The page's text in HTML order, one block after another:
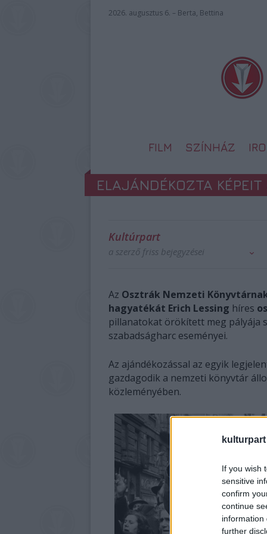
kulturpart
If you wish
sensitive
confirm
continue
information
further
2026. augusztus 6. – Berta, Bettina
FILM SZÍNHÁZ
ELAJÁNDÉKOZTA
Kultúrpart
a szerző friss bejegyzései
Az Osztrák Nemzeti
hagyatékát Erich Lessing híres
pillanatokat örökített meg pályája
szabadságharc eseményei.
Az ajándékozással az egyik
gazdagodik a nemzeti könyvtár
közleményében.